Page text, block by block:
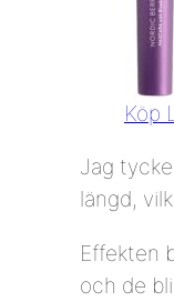
Köp
Jag
längd,
Effekten
och de